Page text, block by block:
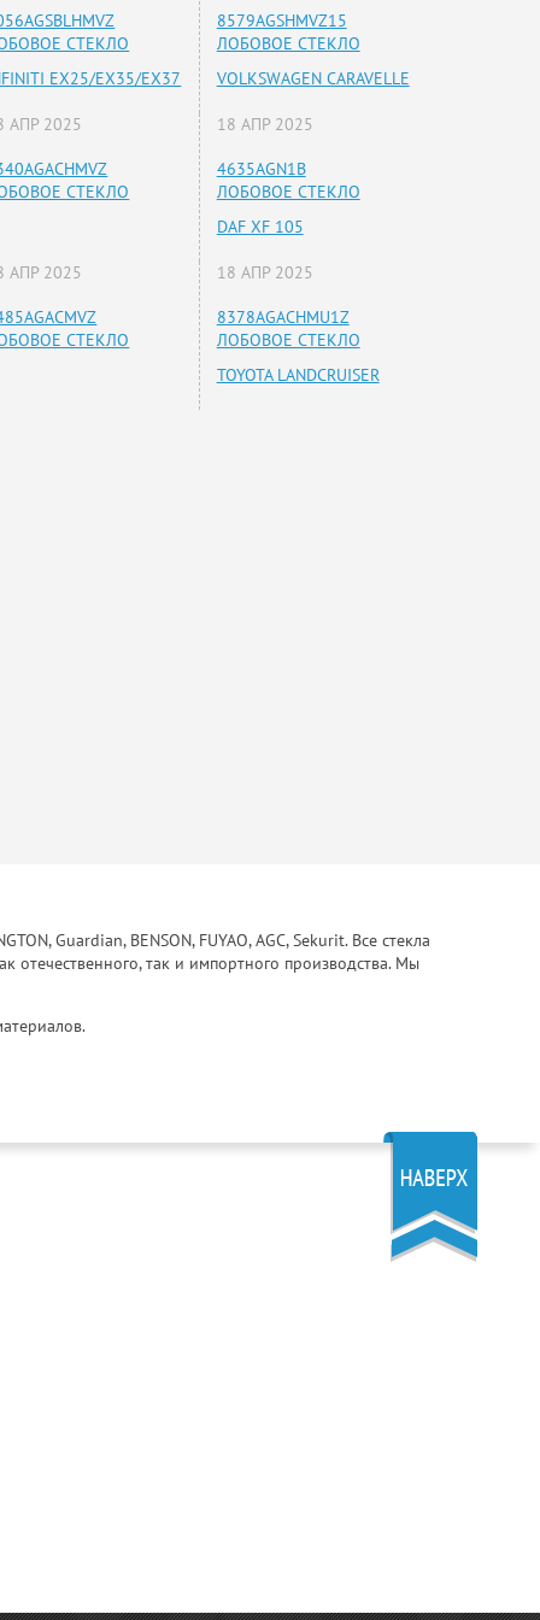
СТЕКЛО
EX25/EX35/EX37
8579AGSHMVZ15
ЛОБОВОЕ СТЕКЛО
VOLKSWAGEN CARAVELLE
АПР 2025
СТЕКЛО
18 АПР 2025
4635AGN1B
ЛОБОВОЕ СТЕКЛО
DAF XF 105
АПР 2025
СТЕКЛО
18 АПР 2025
8378AGACHMU1Z
ЛОБОВОЕ СТЕКЛО
TOYOTA LANDCRUISER
Guardian, BENSON, FUYAO, AGC, Sekurit. Все стекла
отечественного, так и импортного производства. Мы